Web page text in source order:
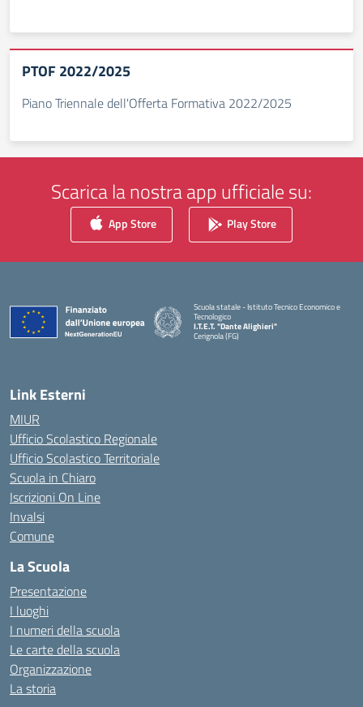
PTOF 2022/2025
Piano Triennale dell'Offerta Formativa 2022/2025
Scarica la nostra app ufficiale su:
App Store Play Store
Scuola statale - Istituto Tecnico Economico e
Tecnologico
I.T.E.T. "Dante Alighieri"
Cerignola (FG)
— Visita la pagina iniziale della scuola
Link Esterni
MIUR
Ufficio Scolastico Regionale
Ufficio Scolastico Territoriale
Scuola in Chiaro
Iscrizioni On Line
Invalsi
Comune
La Scuola
Presentazione
I luoghi
I numeri della scuola
Le carte della scuola
Organizzazione
La storia